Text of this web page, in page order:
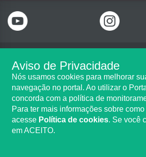
Telefone: (27) 2122 0100
Rua Professora Emilia Franklin Mululo, n.
Vitória/ES - CEP 29050-730
Horário de Funcionamento: Seg. à Sex., 10h
exclusivamente por agendamento)
Copyright CRM-ES. Todos os direitos
Aviso de Privacidade
Nós usamos cookies para melhorar
navegação no portal. Ao utilizar o
concorda com a política de
Para ter mais informações sobre
acesse Política de cookies. Se você
em ACEITO.